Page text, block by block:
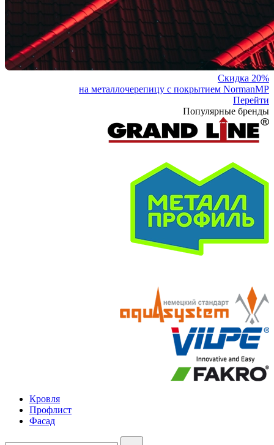
Скидка 20%
на металлочерепицу с покрытием NormanMP
Перейти
Популярные бренды
Кровля
Профлист
Фасад